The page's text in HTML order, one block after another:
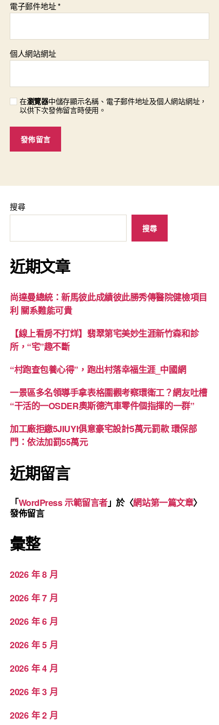
電子郵件地址*
個人網站網址
在瀏覽器中儲存顯示名稱、電子郵件地址及個人網站網址，
以供下次發佈留言時使用。
搜尋
搜尋
近期文章
尚達曼總統：新馬彼此成績彼此勝秀傳醫院健檢項目
利 關系難能可貴
【線上看房不打烊】翡翠第宅美妙生涯新竹森和診
所，“宅”趣不斷
“村跑查包養心得”，跑出村落幸福生涯_中國網
一景區多名領導手拿表格圍觀考察環衛工？網友吐槽
“干活的一OSDER奧斯德汽車零件個指揮的一群”
加工廠拒繳5JIUYI俱意豪宅設計5萬元罰款 環保部
門：依法加罰55萬元
近期留言
「WordPress 示範留言者」於〈網站第一篇文章〉
發佈留言
彙整
2026 年 8 月
2026 年 7 月
2026 年 6 月
2026 年 5 月
2026 年 4 月
2026 年 3 月
2026 年 2 月